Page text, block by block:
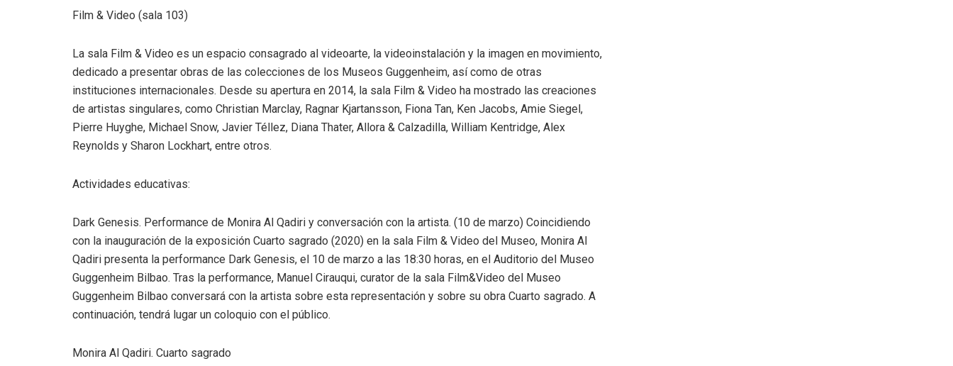
Film & Video (sala 103)
La sala Film & Video es un espacio consagrado al videoarte, la videoinstalación y la imagen en movimiento,
dedicado a presentar obras de las colecciones de los Museos Guggenheim, así como de otras
instituciones internacionales. Desde su apertura en 2014, la sala Film & Video ha mostrado las creaciones
de artistas singulares, como Christian Marclay, Ragnar Kjartansson, Fiona Tan, Ken Jacobs, Amie Siegel,
Pierre Huyghe, Michael Snow, Javier Téllez, Diana Thater, Allora & Calzadilla, William Kentridge, Alex
Reynolds y Sharon Lockhart, entre otros.
Actividades educativas:
Dark Genesis. Performance de Monira Al Qadiri y conversación con la artista. (10 de marzo) Coincidiendo
con la inauguración de la exposición Cuarto sagrado (2020) en la sala Film & Video del Museo, Monira Al
Qadiri presenta la performance Dark Genesis, el 10 de marzo a las 18:30 horas, en el Auditorio del Museo
Guggenheim Bilbao. Tras la performance, Manuel Cirauqui, curator de la sala Film&Video del Museo
Guggenheim Bilbao conversará con la artista sobre esta representación y sobre su obra Cuarto sagrado. A
continuación, tendrá lugar un coloquio con el público.
Monira Al Qadiri. Cuarto sagrado